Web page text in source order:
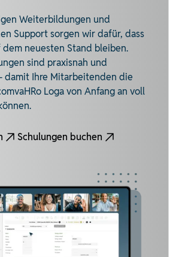
Weiterbildungen und
Support sorgen wir dafür, dass
dem neuesten Stand bleiben.
sind praxisnah und
damit Ihre Mitarbeitenden die
Loga von Anfang an voll
Schulungen buchen